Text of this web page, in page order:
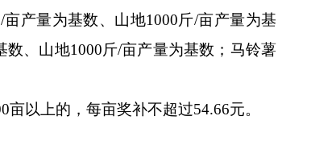
产量为基数、山地1000斤/亩产量为基
、山地1000斤/亩产量为基数；马铃薯
以上的，每亩奖补不超过54.66元。